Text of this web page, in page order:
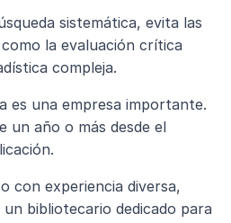
sistemática, evita las
la evaluación crítica
compleja.
es una empresa importante.
un año o más desde el
con experiencia diversa,
bibliotecario dedicado para